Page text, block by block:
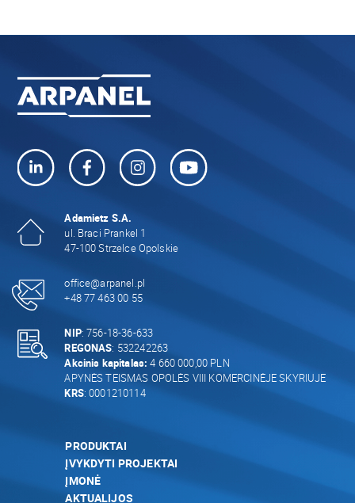
Adamietz S.A.
ul. Braci Prankel 1
47-100 Strzelce Opolskie
office@arpanel.pl
+48 77 463 00 55
NIP: 756-18-36-633
REGONAS: 532242263
Akcinis kapitalas: 4 660 000,00 PLN
APYNĖS TEISMAS OPOLĖS VIII KOMERCINĖJE SKYRIUJE
KRS: 0001210114
PRODUKTAI
ĮVYKDYTI PROJEKTAI
ĮMONĖ
AKTUALIJOS